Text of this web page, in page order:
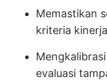
Memastikan
kriteria
evaluasi